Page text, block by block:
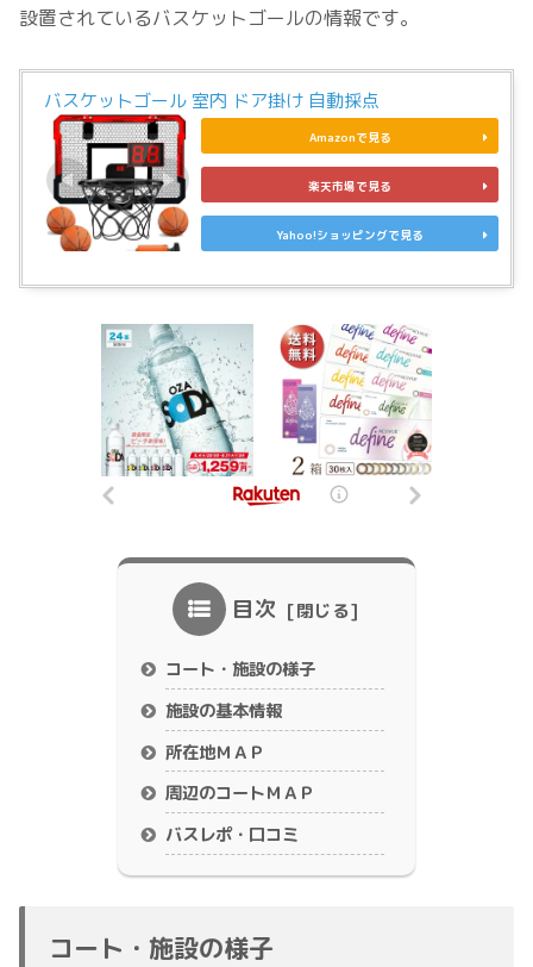
設置されているバスケットゴールの情報です。
バスケットゴール 室内 ドア掛け 自動採点
Amazonで見る
楽天市場で見る
Yahoo!ショッピングで見る
目次
コート・施設の様子
施設の基本情報
所在地ＭＡＰ
周辺のコートＭＡＰ
バスレポ・口コミ
コート・施設の様子